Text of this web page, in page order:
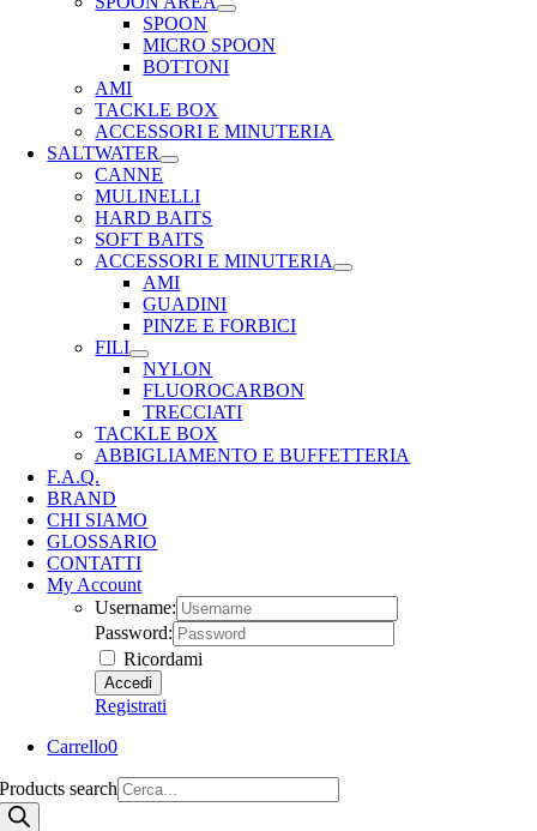
SPOON
MICRO SPOON
BOTTONI
AMI
TACKLE BOX
ACCESSORI E MINUTERIA
SALTWATER
CANNE
MULINELLI
HARD BAITS
SOFT BAITS
ACCESSORI E MINUTERIA
AMI
GUADINI
PINZE E FORBICI
FILI
NYLON
FLUOROCARBON
TRECCIATI
TACKLE BOX
ABBIGLIAMENTO E BUFFETTERIA
F.A.Q.
BRAND
CHI SIAMO
GLOSSARIO
CONTATTI
My Account
Username:
Password:
Ricordami
Registrati
Carrello0
Products search